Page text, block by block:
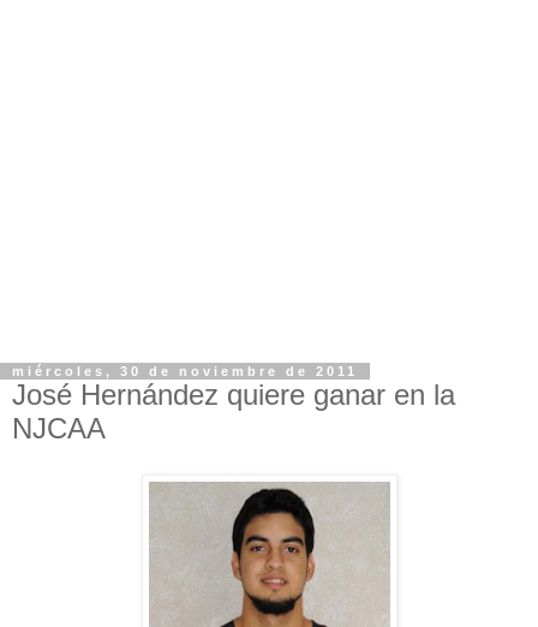
miércoles, 30 de noviembre de 2011
José Hernández quiere ganar en la
NJCAA